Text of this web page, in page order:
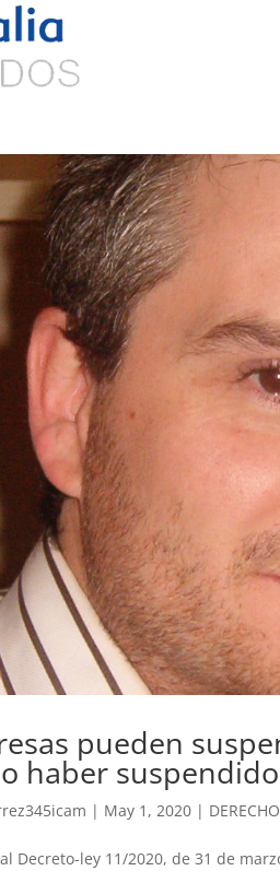
pueden
haber
| May 1, 2020 |
Decreto-ley 11/2020, de 31 de